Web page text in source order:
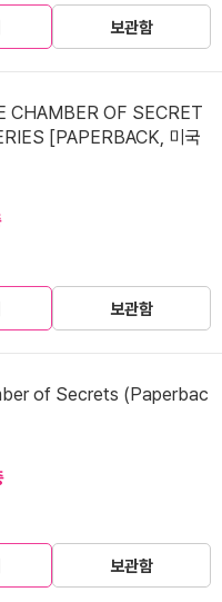
보관함
CHAMBER OF SECRET
[PAPERBACK, 미국
보관함
of Secrets (Paperbac
보관함